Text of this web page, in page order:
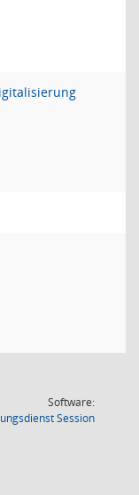
Software:
Session(Wird in